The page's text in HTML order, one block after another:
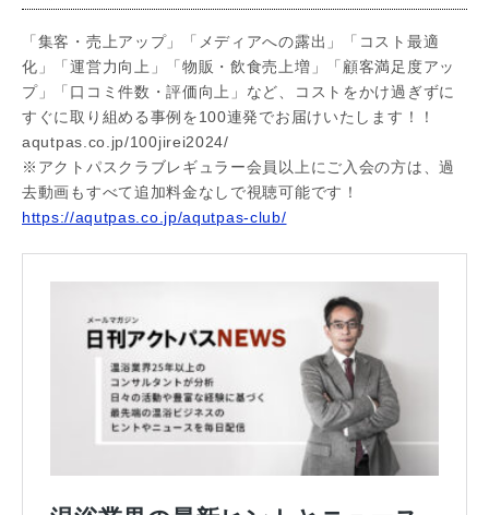
「集客・売上アップ」「メディアへの露出」「コスト最適
化」「運営力向上」「物販・飲食売上増」「顧客満足度アッ
プ」「口コミ件数・評価向上」など、コストをかけ過ぎずに
すぐに取り組める事例を100連発でお届けいたします！！
aqutpas.co.jp/100jirei2024/
※アクトパスクラブレギュラー会員以上にご入会の方は、過
去動画もすべて追加料金なしで視聴可能です！
https://aqutpas.co.jp/aqutpas-club/